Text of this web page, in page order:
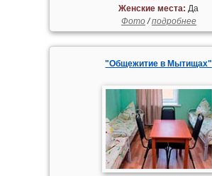
Женские места: Да
Фото/подробнее
"Общежитие в Мытищах"